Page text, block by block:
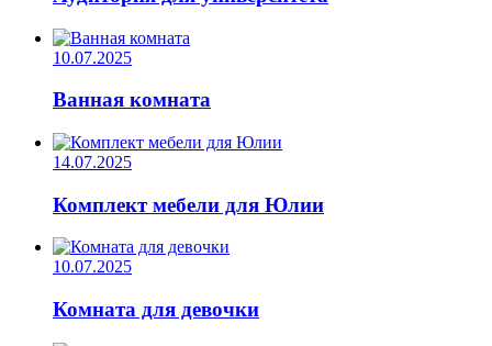
10.07.2025
Ванная комната
14.07.2025
Комплект мебели для Юлии
10.07.2025
Комната для девочки